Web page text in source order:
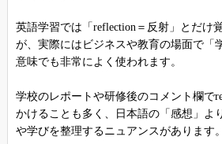
英語学習では「reflection＝反射」とだけ
が、実際にはビジネスや教育の場面で「
意味でも非常によく使われます。
学校のレポートや研修後のコメント欄で
かけることも多く、日本語の「感想」よ
や学びを整理するニュアンスがあります。